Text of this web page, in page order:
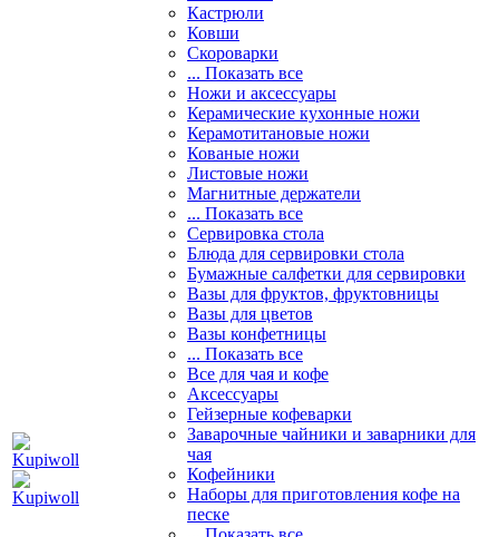
Кастрюли
Ковши
Скороварки
... Показать все
Ножи и аксессуары
Керамические кухонные ножи
Керамотитановые ножи
Кованые ножи
Листовые ножи
Магнитные держатели
... Показать все
Сервировка стола
Блюда для сервировки стола
Бумажные салфетки для сервировки
Вазы для фруктов, фруктовницы
Вазы для цветов
Вазы конфетницы
... Показать все
Все для чая и кофе
Аксессуары
Гейзерные кофеварки
Заварочные чайники и заварники для
чая
Кофейники
Наборы для приготовления кофе на
песке